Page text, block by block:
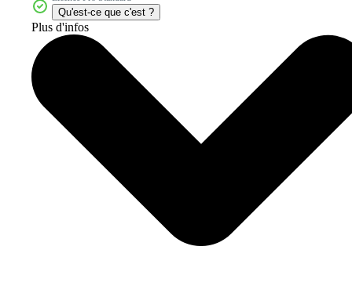
Qu'est-ce que c'est ?
Plus d'infos